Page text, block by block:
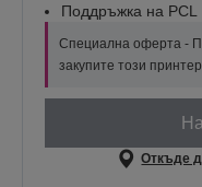
Поддръжка на PCL
Специална оферта -
закупите този
Откъде